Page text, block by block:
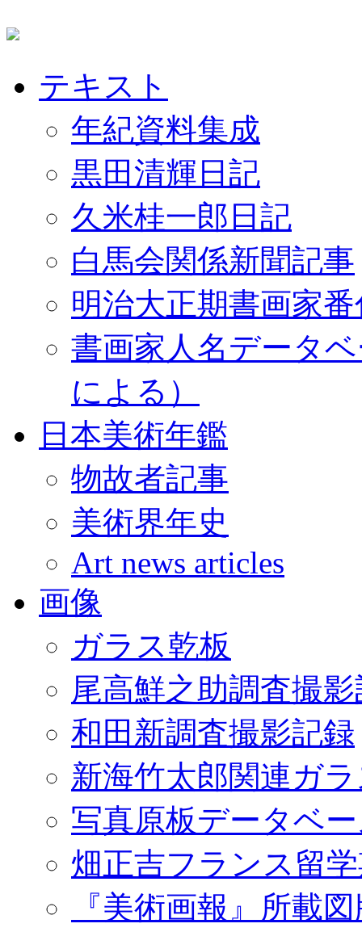
テキスト
年紀資料集成
黒田清輝日記
久米桂一郎日記
白馬会関係新聞記事
明治大正期書画家
書画家人名データ
による）
日本美術年鑑
物故者記事
美術界年史
Art news articles
画像
ガラス乾板
尾高鮮之助調査撮
和田新調査撮影記録
新海竹太郎関連ガ
写真原板データベ
畑正吉フランス留
『美術画報』所載